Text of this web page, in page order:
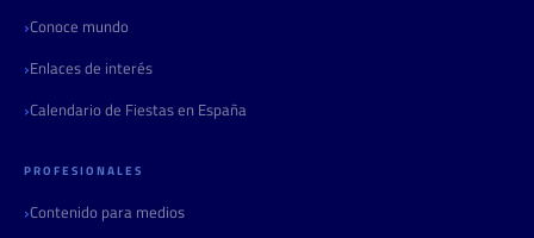
Conoce mundo
Enlaces de interés
Calendario de Fiestas en España
PROFESIONALES
Contenido para medios